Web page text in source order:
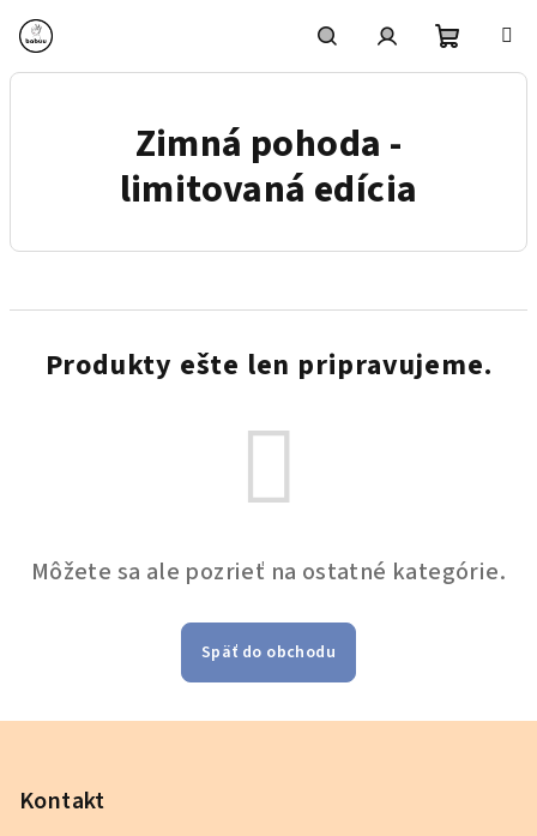
obsah
HľadaťPrihlásenie
Zimná pohoda -
limitovaná edícia
Produkty ešte len pripravujeme.
Môžete sa ale pozrieť na ostatné kategórie.
Späť do obchodu
Kontakt